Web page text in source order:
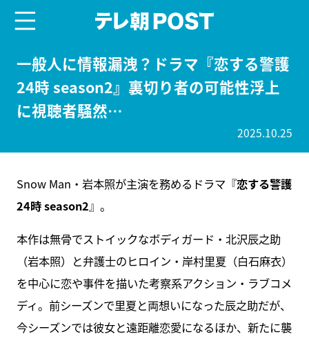
一般人に情報漏洩？ドラマ『恋する警護
24時 season2』裏切り者の可能性浮上
に視聴者騒然…
2025.10.25
Snow Man・岩本照が主演を務めるドラマ『恋する警護
24時 season2』。
本作は無骨でストイックなボディガード・北沢辰之助
（岩本照）と弁護士のヒロイン・岸村里夏（白石麻衣）
を中心に恋や事件を描いた考察系アクション・ラブコメ
ディ。前シーズンで里夏と両想いになった辰之助だが、
今シーズンでは彼女と遠距離恋愛になるほか、新たに襲